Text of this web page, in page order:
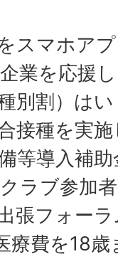
スマホア
業を応援
別割）は
接種を実
等導入補
ラブ参加
張フォー
療費を18